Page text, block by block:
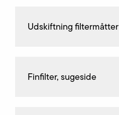
Udskiftning filtermåtter
Finfilter, sugeside